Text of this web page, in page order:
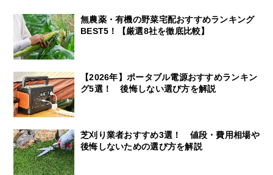
無農薬・有機の野菜宅配おすすめランキング
BEST5！【厳選8社を徹底比較】
【2026年】ポータブル電源おすすめランキン
グ5選！ 後悔しない選び方を解説
芝刈り業者おすすめ3選！ 値段・費用相場や
後悔しないための選び方を解説